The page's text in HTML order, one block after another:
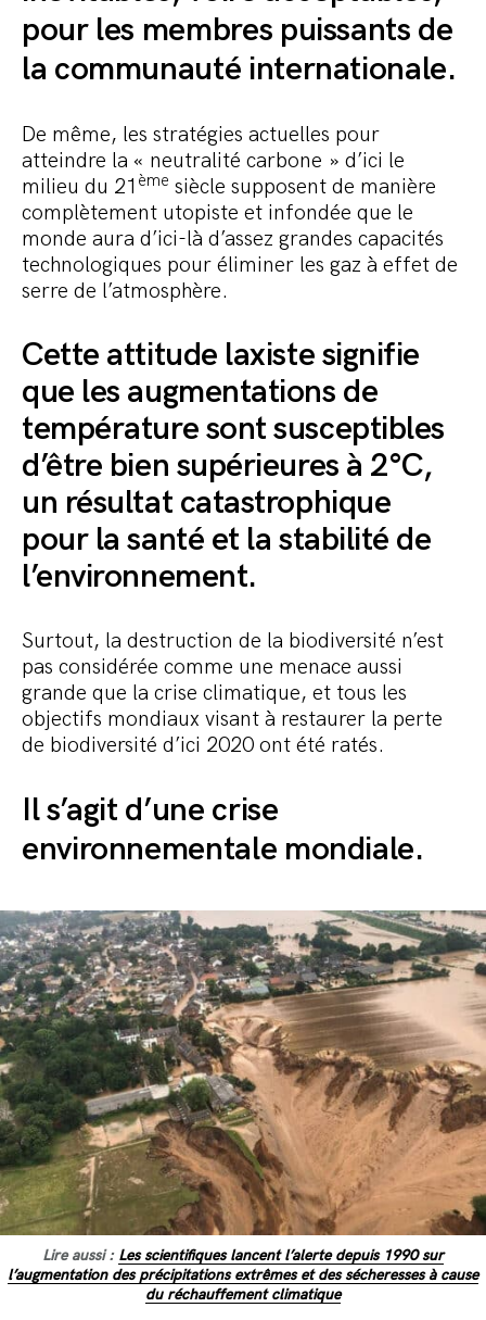
pour les membres puissants de
la communauté internationale.
De même, les stratégies actuelles pour
atteindre la « neutralité carbone » d’ici le
milieu du 21 ème siècle supposent de manière
complètement utopiste et infondée que le
monde aura d’ici-là d’assez grandes capacités
technologiques pour éliminer les gaz à effet de
serre de l’atmosphère.
Cette attitude laxiste signifie
que les augmentations de
température sont susceptibles
d’être bien supérieures à 2°C,
un résultat catastrophique
pour la santé et la stabilité de
l’environnement.
Surtout, la destruction de la biodiversité n’est
pas considérée comme une menace aussi
grande que la crise climatique, et tous les
objectifs mondiaux visant à restaurer la perte
de biodiversité d’ici 2020 ont été ratés.
Il s’agit d’une crise
environnementale mondiale.
Lire aussi : Les scientifiques lancent l’alerte depuis 1990 sur
l’augmentation des précipitations extrêmes et des sécheresses à cause
du réchauffement climatique